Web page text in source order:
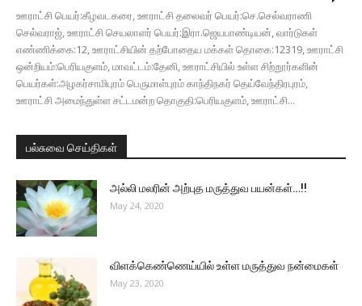
ஊராட்சி பெயர்:கீழவடகரை, ஊராட்சி தலைவர் பெயர்:செ.செல்வராணி
செல்வராஜ், ஊராட்சி செயலாளர் பெயர்:இரா.ஜெயபாண்டியன், வார்டுகள்
எண்ணிக்கை:12, ஊராட்சியின் தற்போதைய மக்கள் தொகை:12319, ஊராட்சி
ஒன்றியம்:பெரியகுளம், மாவட்டம்:தேனி, ஊராட்சியில் உள்ள சிற்றூர்களின்
பெயர்கள்:அழகர்சாமிபுரம் பெருமாள்புரம் காந்திநகர் தெய்வேந்திரபுரம்,
ஊராட்சி அமைந்துள்ள சட்டமன்ற தொகுதி:பெரியகுளம், ஊராட்சி...
பல்சுவை செய்திகள்
அல்லி மலரின் அற்புத மருத்துவ பயன்கள்…!!
May 24, 2020
விளக்கெண்ணெய்யில் உள்ள மருத்துவ நன்மைகள்
May 23, 2020